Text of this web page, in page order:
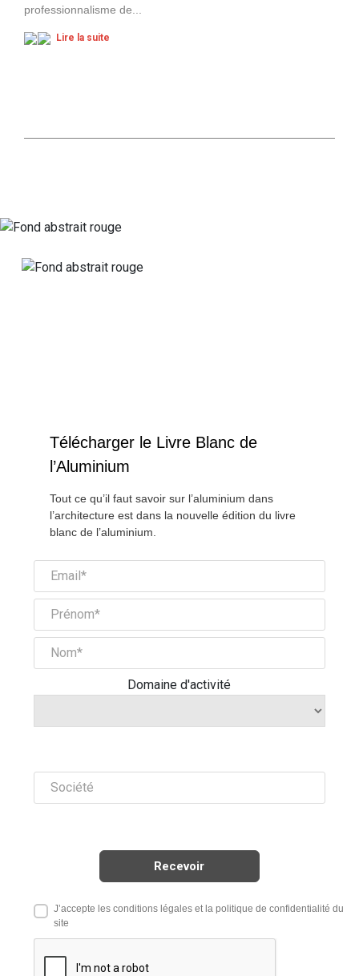
professionnalisme de
Lire la suite
Télécharger le Livre Blanc de
l’Aluminium
Tout ce qu’il faut savoir sur l’aluminium dans
l’architecture est dans la nouvelle édition du livre
blanc de l’aluminium.
Domaine d'activité
J’accepte les conditions légales et la politique de confidentialité du
site